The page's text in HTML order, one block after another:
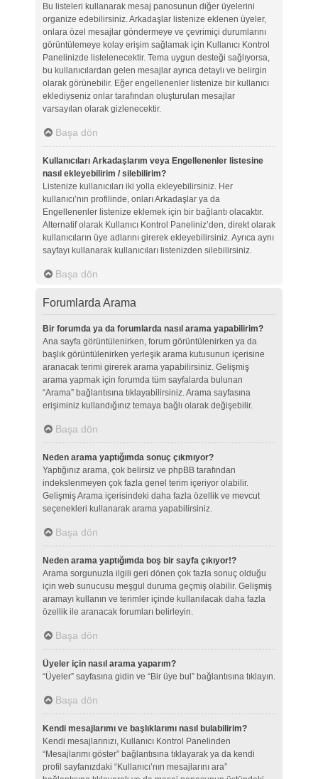
Bu listeleri kullanarak mesaj panosunun diğer üyelerini
organize edebilirsiniz. Arkadaşlar listenize eklenen üyeler,
onlara özel mesajlar göndermeye ve çevrimiçi durumlarını
görüntülemeye kolay erişim sağlamak için Kullanıcı Kontrol
Panelinizde listelenecektir. Tema uygun desteği sağlıyorsa,
bu kullanıcılardan gelen mesajlar ayrıca detaylı ve belirgin
olarak görünebilir. Eğer engellenenler listenize bir kullanıcı
eklediyseniz onlar tarafından oluşturulan mesajlar
varsayılan olarak gizlenecektir.
Başa dön
Kullanıcıları Arkadaşlarım veya Engellenenler listesine
nasıl ekleyebilirim / silebilirim?
Listenize kullanıcıları iki yolla ekleyebilirsiniz. Her
kullanıcı’nın profilinde, onları Arkadaşlar ya da
Engellenenler listenize eklemek için bir bağlantı olacaktır.
Alternatif olarak Kullanıcı Kontrol Paneliniz’den, direkt olarak
kullanıcıların üye adlarını girerek ekleyebilirsiniz. Ayrıca aynı
sayfayı kullanarak kullanıcıları listenizden silebilirsiniz.
Başa dön
Forumlarda Arama
Bir forumda ya da forumlarda nasıl arama yapabilirim?
Ana sayfa görüntülenirken, forum görüntülenirken ya da
başlık görüntülenirken yerleşik arama kutusunun içerisine
aranacak terimi girerek arama yapabilirsiniz. Gelişmiş
arama yapmak için forumda tüm sayfalarda bulunan
“Arama” bağlantısına tıklayabilirsiniz. Arama sayfasına
erişiminiz kullandığınız temaya bağlı olarak değişebilir.
Başa dön
Neden arama yaptığımda sonuç çıkmıyor?
Yaptığınız arama, çok belirsiz ve phpBB tarafından
indekslenmeyen çok fazla genel terim içeriyor olabilir.
Gelişmiş Arama içerisindeki daha fazla özellik ve mevcut
seçenekleri kullanarak arama yapabilirsiniz.
Başa dön
Neden arama yaptığımda boş bir sayfa çıkıyor!?
Arama sorgunuzla ilgili geri dönen çok fazla sonuç olduğu
için web sunucusu meşgul duruma geçmiş olabilir. Gelişmiş
aramayı kullanın ve terimler içinde kullanılacak daha fazla
özellik ile aranacak forumları belirleyin.
Başa dön
Üyeler için nasıl arama yaparım?
“Üyeler” sayfasına gidin ve “Bir üye bul” bağlantısına tıklayın.
Başa dön
Kendi mesajlarımı ve başlıklarımı nasıl bulabilirim?
Kendi mesajlarınızı, Kullanıcı Kontrol Panelinden
“Mesajlarımı göster” bağlantısına tıklayarak ya da kendi
profil sayfanızdaki “Kullanıcı’nın mesajlarını ara”